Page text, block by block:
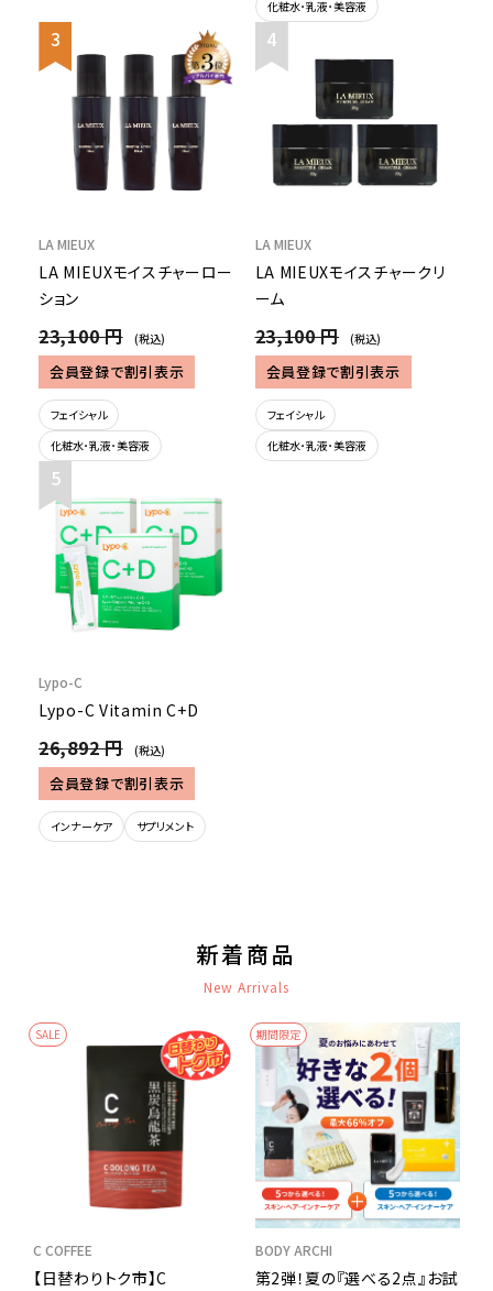
化粧水･乳液･美容液
LA MIEUX
LA MIEUXモイスチャーロー
ション
23,100 円 (税込)
会員登録で割引表示
フェイシャル
化粧水･乳液･美容液
LA MIEUX
LA MIEUXモイスチャークリ
ーム
23,100 円 (税込)
会員登録で割引表示
フェイシャル
化粧水･乳液･美容液
Lypo-C
Lypo-C Vitamin C+D
26,892 円 (税込)
会員登録で割引表示
インナーケア サプリメント
新着商品
New Arrivals
SALE
C COFFEE
【日替わりトク市】C
期間限定
BODY ARCHI
第2弾！夏の『選べる2点』お試